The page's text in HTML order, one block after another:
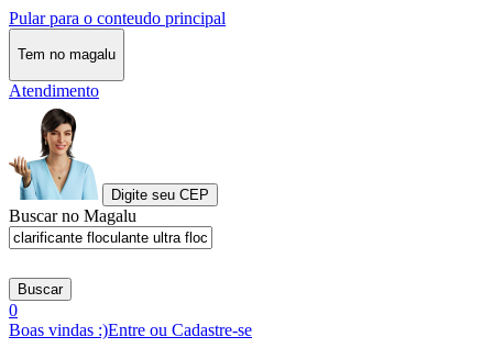
Pular para o conteudo principal
Tem no magalu
Atendimento
Digite seu CEP
Buscar no Magalu
Buscar
0
Boas vindas :)Entre ou Cadastre-se